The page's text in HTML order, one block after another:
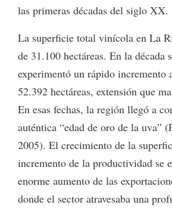
las primeras décadas del siglo XX.
La superficie total vinícola en La
de 31.100 hectáreas. En la década
experimentó un rápido incremento
52.392 hectáreas, extensión que
En esas fechas, la región llegó a
auténtica “edad de oro de la uva”
2005). El crecimiento de la
incremento de la productividad se
enorme aumento de las
donde el sector atravesaba una